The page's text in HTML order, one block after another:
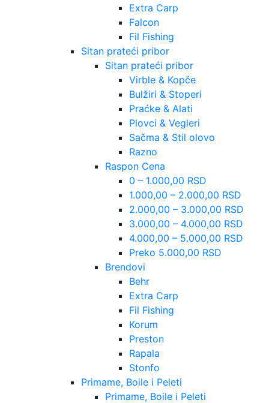
Extra Carp
Falcon
Fil Fishing
Sitan prateći pribor
Sitan prateći pribor
Virble & Kopče
Bulžiri & Stoperi
Praćke & Alati
Plovci & Vegleri
Sačma & Stil olovo
Razno
Raspon Cena
0 – 1.000,00 RSD
1.000,00 – 2.000,00 RSD
2.000,00 – 3.000,00 RSD
3.000,00 – 4.000,00 RSD
4.000,00 – 5.000,00 RSD
Preko 5.000,00 RSD
Brendovi
Behr
Extra Carp
Fil Fishing
Korum
Preston
Rapala
Stonfo
Primame, Boile i Peleti
Primame, Boile i Peleti